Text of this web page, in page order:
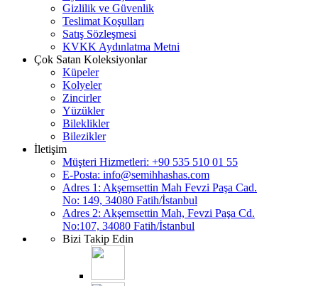
Gizlilik ve Güvenlik
Teslimat Koşulları
Satış Sözleşmesi
KVKK Aydınlatma Metni
Çok Satan Koleksiyonlar
Küpeler
Kolyeler
Zincirler
Yüzükler
Bileklikler
Bilezikler
İletişim
Müşteri Hizmetleri: +90 535 510 01 55
E-Posta: info@semihhashas.com
Adres 1: Akşemsettin Mah Fevzi Paşa Cad.
No: 149, 34080 Fatih/İstanbul
Adres 2: Akşemsettin Mah, Fevzi Paşa Cd.
No:107, 34080 Fatih/İstanbul
Bizi Takip Edin